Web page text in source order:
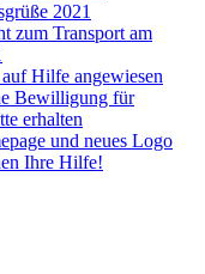
2021
zum Transport am
auf Hilfe angewiesen
Bewilligung für
erhalten
und neues Logo
Ihre Hilfe!